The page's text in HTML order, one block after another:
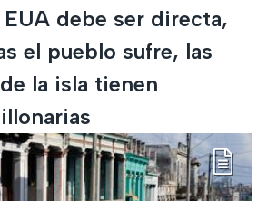
debe ser directa,
el pueblo sufre, las
la isla tienen